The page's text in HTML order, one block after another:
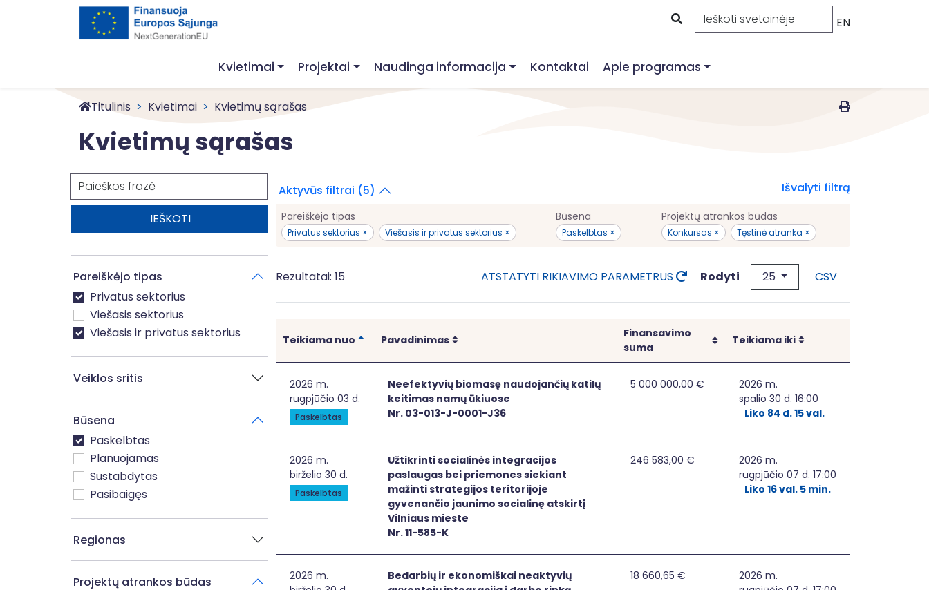
EN
Kvietimai Projektai Naudinga informacija Kontaktai Apie programas
Titulinis Kvietimai Kvietimų sąrašas
Kvietimų sąrašas
Paieška
Pareiškėjo tipas
Privatus sektorius
Viešasis sektorius
Viešasis ir privatus sektorius
Veiklos sritis
Būsena
Paskelbtas
Planuojamas
Sustabdytas
Pasibaigęs
Regionas
Projektų atrankos būdas
Aktyvūs filtrai (5) Išvalyti filtrą
Pareiškėjo tipas
Privatus sektorius × Viešasis ir privatus sektorius ×
Būsena
Paskelbtas ×
Projektų atrankos būdas
Konkursas × Tęstinė atranka ×
Rezultatai: 15 ATSTATYTI RIKIAVIMO PARAMETRUS Rodyti 25 CSV
Teikiama nuo Rikiuoti
Pavadinimas Rikiuoti
Finansavimo
suma
Rikiuoti
Teikiama iki Rikiuoti
Neefektyvių biomasę naudojančių katilų keitimas namų ūkiuose
2026 m.
rugpjūčio 03 d.
Paskelbtas
Neefektyvių biomasę naudojančių katilų
keitimas namų ūkiuose
Nr. 03-013-J-0001-J36
5 000 000,00 €
2026 m.
spalio 30 d. 16:00
Liko 84 d. 15 val.
Užtikrinti socialinės integracijos paslaugas bei priemones siekiant mažinti strategijos teritorijoje gyvenančio jaunimo
2026 m.
birželio 30 d.
Paskelbtas
Užtikrinti socialinės integracijos
paslaugas bei priemones siekiant
mažinti strategijos teritorijoje
gyvenančio jaunimo socialinę atskirtį
Vilniaus mieste
Nr. 11-585-K
246 583,00 €
2026 m.
rugpjūčio 07 d. 17:00
Liko 16 val. 5 min.
Bedarbių ir ekonomiškai neaktyvių gyventojų integracija į darbo rinką Kelmės mieste
2026 m.
Bedarbių ir ekonomiškai neaktyvių
18 660,65 €
2026 m.